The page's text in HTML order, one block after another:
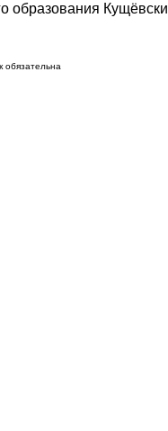
образования
обязательна